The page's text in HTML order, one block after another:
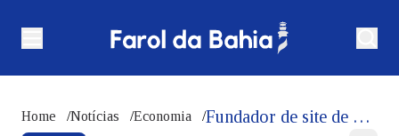
Home /Notícias /Economia / Fundador de site de apostas se torna o mais jovem bilionário sem ser herdeiro